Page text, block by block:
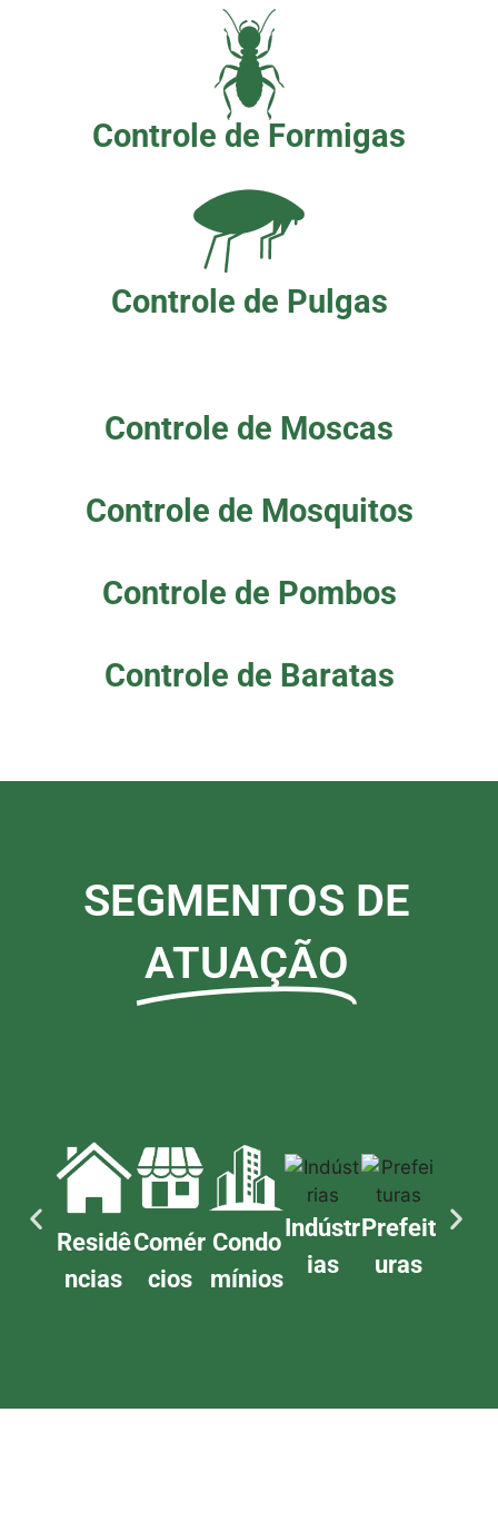
Controle de Formigas
Controle de Pulgas
Controle de Moscas
Controle de Mosquitos
Controle de Pombos
Controle de Baratas
SEGMENTOS DE
ATUAÇÃO
Residê
ncias
Comér
cios
Condo
mínios
Indústr
ias
Prefeit
uras